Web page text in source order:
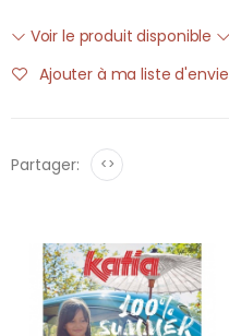
Voir le produit disponible
Ajouter à ma liste d'envie
Partager: <>